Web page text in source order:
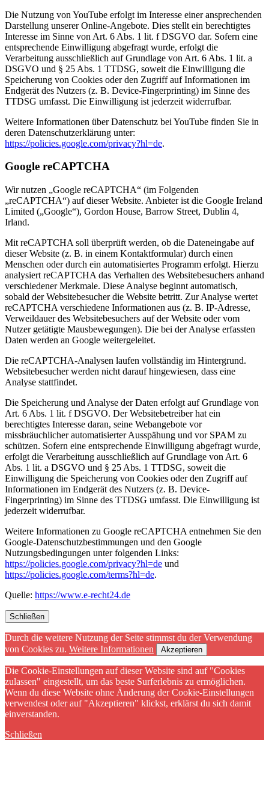
Die Nutzung von YouTube erfolgt im Interesse einer ansprechenden
Darstellung unserer Online-Angebote. Dies stellt ein berechtigtes
Interesse im Sinne von Art. 6 Abs. 1 lit. f DSGVO dar. Sofern eine
entsprechende Einwilligung abgefragt wurde, erfolgt die
Verarbeitung ausschließlich auf Grundlage von Art. 6 Abs. 1 lit. a
DSGVO und § 25 Abs. 1 TTDSG, soweit die Einwilligung die
Speicherung von Cookies oder den Zugriff auf Informationen im
Endgerät des Nutzers (z. B. Device-Fingerprinting) im Sinne des
TTDSG umfasst. Die Einwilligung ist jederzeit widerrufbar.
Weitere Informationen über Datenschutz bei YouTube finden Sie in
deren Datenschutzerklärung unter:
https://policies.google.com/privacy?hl=de.
Google reCAPTCHA
Wir nutzen „Google reCAPTCHA“ (im Folgenden
„reCAPTCHA“) auf dieser Website. Anbieter ist die Google Ireland
Limited („Google“), Gordon House, Barrow Street, Dublin 4,
Irland.
Mit reCAPTCHA soll überprüft werden, ob die Dateneingabe auf
dieser Website (z. B. in einem Kontaktformular) durch einen
Menschen oder durch ein automatisiertes Programm erfolgt. Hierzu
analysiert reCAPTCHA das Verhalten des Websitebesuchers anhand
verschiedener Merkmale. Diese Analyse beginnt automatisch,
sobald der Websitebesucher die Website betritt. Zur Analyse wertet
reCAPTCHA verschiedene Informationen aus (z. B. IP-Adresse,
Verweildauer des Websitebesuchers auf der Website oder vom
Nutzer getätigte Mausbewegungen). Die bei der Analyse erfassten
Daten werden an Google weitergeleitet.
Die reCAPTCHA-Analysen laufen vollständig im Hintergrund.
Websitebesucher werden nicht darauf hingewiesen, dass eine
Analyse stattfindet.
Die Speicherung und Analyse der Daten erfolgt auf Grundlage von
Art. 6 Abs. 1 lit. f DSGVO. Der Websitebetreiber hat ein
berechtigtes Interesse daran, seine Webangebote vor
missbräuchlicher automatisierter Ausspähung und vor SPAM zu
schützen. Sofern eine entsprechende Einwilligung abgefragt wurde,
erfolgt die Verarbeitung ausschließlich auf Grundlage von Art. 6
Abs. 1 lit. a DSGVO und § 25 Abs. 1 TTDSG, soweit die
Einwilligung die Speicherung von Cookies oder den Zugriff auf
Informationen im Endgerät des Nutzers (z. B. Device-
Fingerprinting) im Sinne des TTDSG umfasst. Die Einwilligung ist
jederzeit widerrufbar.
Weitere Informationen zu Google reCAPTCHA entnehmen Sie den
Google-Datenschutzbestimmungen und den Google
Nutzungsbedingungen unter folgenden Links:
https://policies.google.com/privacy?hl=de und
https://policies.google.com/terms?hl=de.
Quelle: https://www.e-recht24.de
Schließen
Durch die weitere Nutzung der Seite stimmst du der Verwendung
von Cookies zu. Weitere Informationen Akzeptieren
Die Cookie-Einstellungen auf dieser Website sind auf "Cookies
zulassen" eingestellt, um das beste Surferlebnis zu ermöglichen.
Wenn du diese Website ohne Änderung der Cookie-Einstellungen
verwendest oder auf "Akzeptieren" klickst, erklärst du sich damit
einverstanden.
Schließen